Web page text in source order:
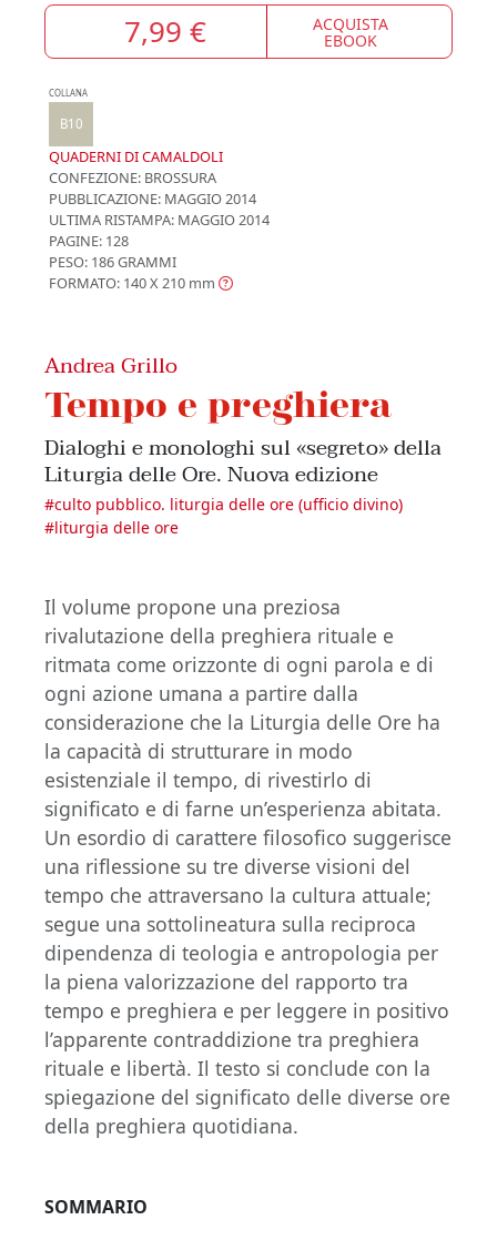
7,99 € ACQUISTA
EBOOK
COLLANA
B10
QUADERNI DI CAMALDOLI
CONFEZIONE: BROSSURA
PUBBLICAZIONE: MAGGIO 2014
ULTIMA RISTAMPA: MAGGIO 2014
PAGINE: 128
PESO: 186 GRAMMI
FORMATO: 140 X 210 mm
Andrea Grillo
Tempo e preghiera
Dialoghi e monologhi sul «segreto» della
Liturgia delle Ore. Nuova edizione
#culto pubblico. liturgia delle ore (ufficio divino)
#liturgia delle ore
Il volume propone una preziosa
rivalutazione della preghiera rituale e
ritmata come orizzonte di ogni parola e di
ogni azione umana a partire dalla
considerazione che la Liturgia delle Ore ha
la capacità di strutturare in modo
esistenziale il tempo, di rivestirlo di
significato e di farne un’esperienza abitata.
Un esordio di carattere filosofico suggerisce
una riflessione su tre diverse visioni del
tempo che attraversano la cultura attuale;
segue una sottolineatura sulla reciproca
dipendenza di teologia e antropologia per
la piena valorizzazione del rapporto tra
tempo e preghiera e per leggere in positivo
l’apparente contraddizione tra preghiera
rituale e libertà. Il testo si conclude con la
spiegazione del significato delle diverse ore
della preghiera quotidiana.
SOMMARIO